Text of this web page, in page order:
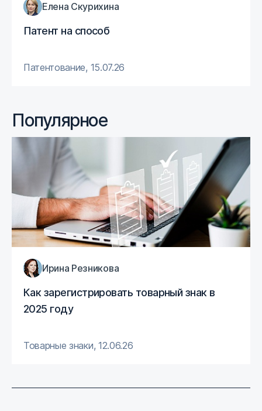
Патент на способ
Елена Скурихина
Патентование, 15.07.26
Популярное
Как зарегистрировать товарный знак в
2025 году
Ирина Резникова
Товарные знаки, 12.06.26